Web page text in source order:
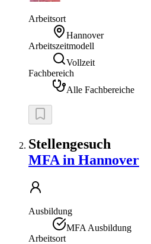
Arbeitsort
Hannover
Arbeitszeitmodell
Vollzeit
Fachbereich
Alle Fachbereiche
Stellengesuch
MFA in Hannover
Ausbildung
MFA Ausbildung
Arbeitsort